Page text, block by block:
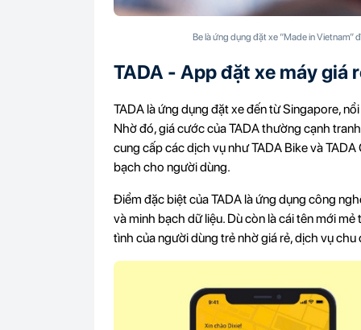
Be là ứng dụng đặt xe “Made in
TADA - App đặt xe máy giá
TADA là ứng dụng đặt xe đến từ Singapore,
Nhờ đó, giá cước của TADA thường cạnh
cung cấp các dịch vụ như TADA Bike và
bạch cho người dùng.
Điểm đặc biệt của TADA là ứng dụng công
và minh bạch dữ liệu. Dù còn là cái tên mới
tình của người dùng trẻ nhờ giá rẻ, dịch vụ